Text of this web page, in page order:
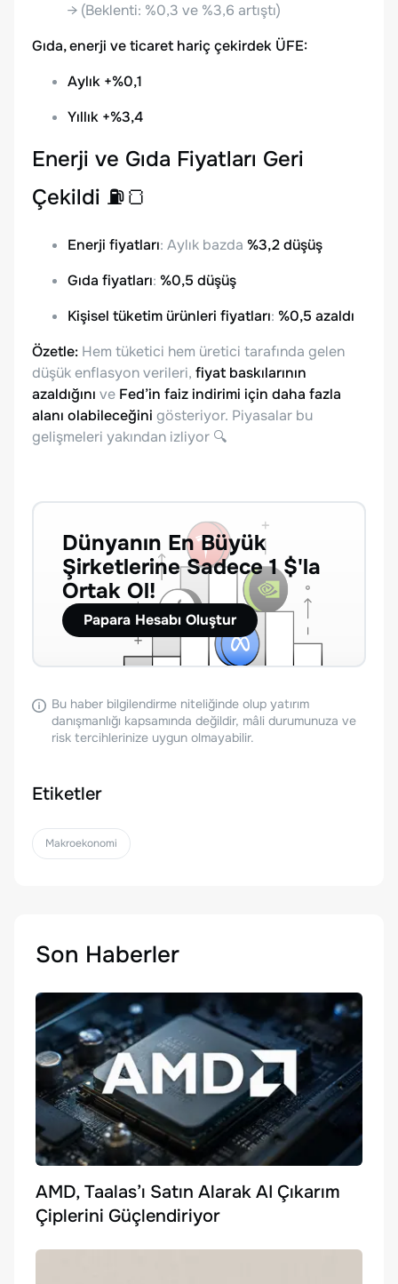
→ (Beklenti: %0,3 ve %3,6 artıştı)
Gıda, enerji ve ticaret hariç çekirdek ÜFE:
Aylık +%0,1
Yıllık +%3,4
Enerji ve Gıda Fiyatları Geri
Çekildi ⛽🍞
Enerji fiyatları: Aylık bazda %3,2 düşüş
Gıda fiyatları: %0,5 düşüş
Kişisel tüketim ürünleri fiyatları: %0,5 azaldı
Özetle: Hem tüketici hem üretici tarafında gelen
düşük enflasyon verileri, fiyat baskılarının
azaldığını ve Fed’in faiz indirimi için daha fazla
alanı olabileceğini gösteriyor. Piyasalar bu
gelişmeleri yakından izliyor 🔍
Dünyanın En Büyük
Şirketlerine Sadece 1 $'la
Ortak Ol!
Papara Hesabı Oluştur
Bu haber bilgilendirme niteliğinde olup yatırım
danışmanlığı kapsamında değildir, mâli durumunuza ve
risk tercihlerinize uygun olmayabilir.
Etiketler
Makroekonomi
Son Haberler
AMD, Taalas’ı Satın Alarak AI Çıkarım
Çiplerini Güçlendiriyor